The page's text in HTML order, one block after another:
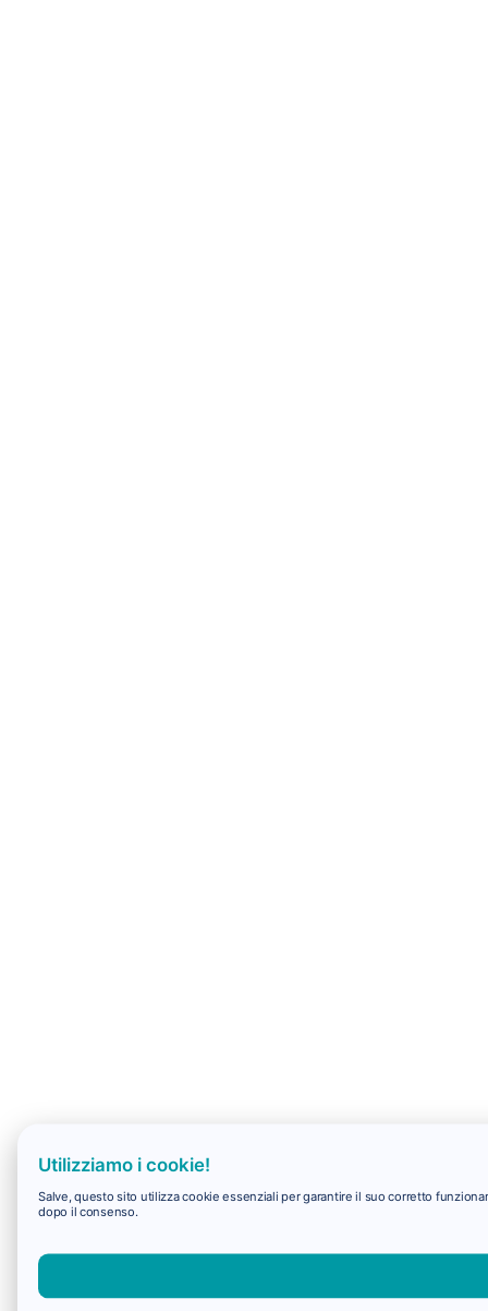
Utilizziamo i cookie!
Salve, questo sito utilizza cookie essenziali per garantire il suo corretto
dopo il consenso.